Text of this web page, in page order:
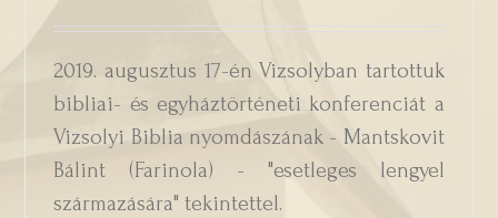
2019. augusztus 17-én Vizsolyban tartottuk
bibliai- és egyháztörténeti konferenciát a
Vizsolyi Biblia nyomdászának - Mantskovit
Bálint (Farinola) - "esetleges lengyel
származására" tekintettel.